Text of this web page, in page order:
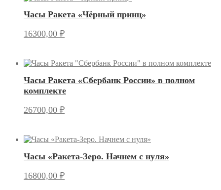
Часы Ракета «Чёрный принц»
16300,00 ₽
Часы Ракета «Сбербанк России» в полном
комплекте
26700,00 ₽
Часы «Ракета-Зеро. Начнем с нуля»
16800,00 ₽